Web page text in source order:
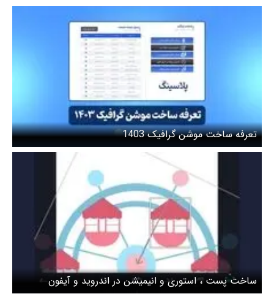
تعرفه ساخت موشن گرافیک 1403
ساخت پست ، استوری و انیمیشن در اندروید و آیفون